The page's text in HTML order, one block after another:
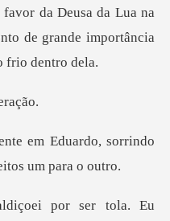
a
de grande importânc
Eduardo, sorrindo
er tola. Eu